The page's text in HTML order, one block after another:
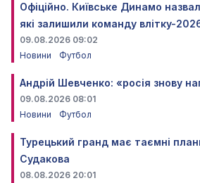
Офіційно. Київське Динамо
які залишили команду влітку-
09.08.2026 09:02
Новини
Футбол
Андрій Шевченко: «росія знову
09.08.2026 08:01
Новини
Футбол
Турецький гранд має таємні
Судакова
08.08.2026 20:01